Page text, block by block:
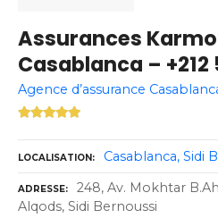
Assurances
Casablanca – +212
Agence d’assurance
LOCALISATION Casablanca Sidi
ADRESSE
248, Av. Mokhtar
Alqods, Sidi Bernoussi